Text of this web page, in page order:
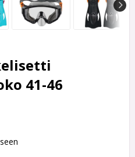
41-46